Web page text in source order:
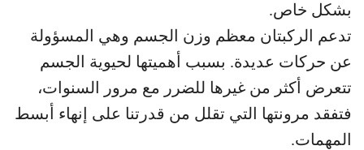
بشكل خاص.
تدعم الركبتان معظم وزن الجسم وهي المسؤولة
عن حركات عديدة. بسبب أهميتها لحيوية الجسم
تتعرض أكثر من غيرها للضرر مع مرور السنوات،
فتفقد مرونتها التي تقلل من قدرتنا على إنهاء أبسط
المهمات.